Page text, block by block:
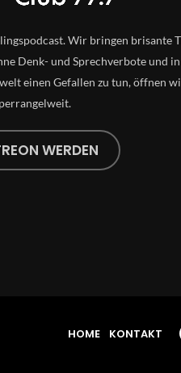
Wir bringen brisante
Denk- und Sprechverbote und
einen Gefallen zu tun, öffnen
WERDEN
HOME KONTAKT